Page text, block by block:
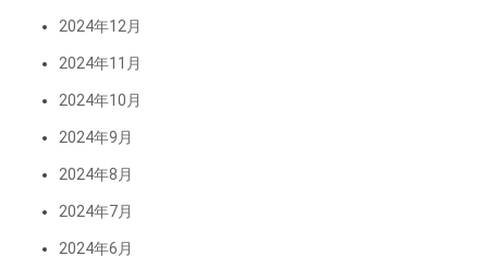
2024年12月
2024年11月
2024年10月
2024年9月
2024年8月
2024年7月
2024年6月